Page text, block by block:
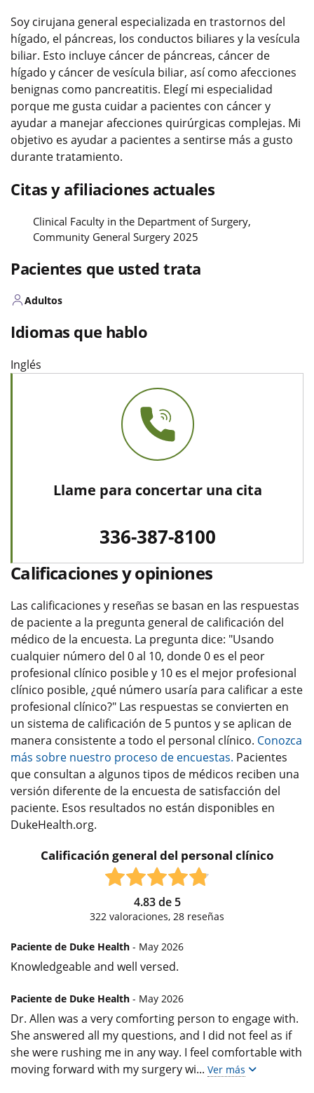
Soy cirujana general especializada en trastornos del
hígado, el páncreas, los conductos biliares y la vesícula
biliar. Esto incluye cáncer de páncreas, cáncer de
hígado y cáncer de vesícula biliar, así como afecciones
benignas como pancreatitis. Elegí mi especialidad
porque me gusta cuidar a pacientes con cáncer y
ayudar a manejar afecciones quirúrgicas complejas. Mi
objetivo es ayudar a pacientes a sentirse más a gusto
durante tratamiento.
Citas y afiliaciones actuales
Clinical Faculty in the Department of Surgery,
Community General Surgery 2025
Pacientes que usted trata
Adultos
Idiomas que hablo
Inglés
Llame para concertar una cita
336-387-8100
Calificaciones y opiniones
Las calificaciones y reseñas se basan en las respuestas
de paciente a la pregunta general de calificación del
médico de la encuesta. La pregunta dice: "Usando
cualquier número del 0 al 10, donde 0 es el peor
profesional clínico posible y 10 es el mejor profesional
clínico posible, ¿qué número usaría para calificar a este
profesional clínico?" Las respuestas se convierten en
un sistema de calificación de 5 puntos y se aplican de
manera consistente a todo el personal clínico. Conozca
más sobre nuestro proceso de encuestas. Pacientes
que consultan a algunos tipos de médicos reciben una
versión diferente de la encuesta de satisfacción del
paciente. Esos resultados no están disponibles en
DukeHealth.org.
Calificación general del personal clínico
4.83de 5
322 valoraciones, 28 reseñas
Paciente de Duke Health - May 2026
Knowledgeable and well versed.
Paciente de Duke Health - May 2026
Dr. Allen was a very comforting person to engage with.
She answered all my questions, and I did not feel as if
she were rushing me in any way. I feel comfortable with
moving forward with my surgery wi... Ver más